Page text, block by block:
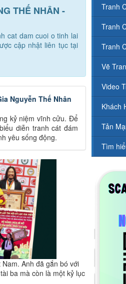
THẾ NHÂN -
cat dam cuoi o tinh lai
cập nhật liên tục tại
Nguyễn Thế Nhân
kỷ niệm vĩnh cửu. Để
diễn tranh cát đám
yêu sống động.
Nam. Anh đã gắn bó với
ba mà còn là một kỷ lục
Tranh
Tranh
Tranh
Vẽ
Video
Khách
Tản
Tìm